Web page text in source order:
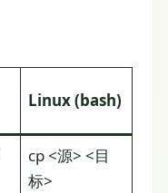
Linux (bash)
cp <源> <目
标>